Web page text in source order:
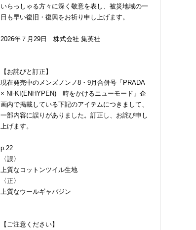
いらっしゃる方々に深く敬意を表し、被災地域の一
日も早い復旧・復興をお祈り申し上げます。
2026年７月29日 株式会社 集英社
【お詫びと訂正】
現在発売中のメンズノンノ8・9月合併号「PRADA
× NI-KI(ENHYPEN) 時をかけるニューモード」企
画内で掲載している下記のアイテムにつきまして、
一部内容に誤りがありました。訂正し、お詫び申し
上げます。
p.22
〈誤〉
上質なコットンツイル生地
〈正〉
上質なウールギャバジン
【ご注意ください】